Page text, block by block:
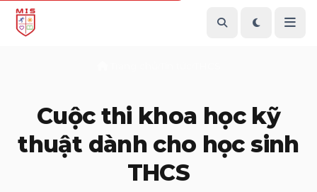
Cuộc thi khoa học kỹ
thuật dành cho học sinh
THCS